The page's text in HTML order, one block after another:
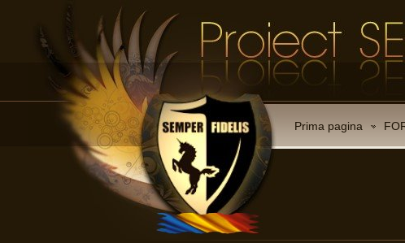
Prima pagina